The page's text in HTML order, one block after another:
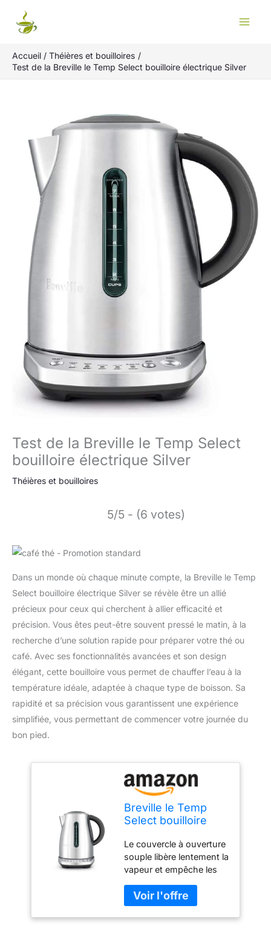
Accueil
Théières et bouilloires
Test de la Breville le Temp Select bouilloire électrique Silver
Test de la Breville le Temp Select
bouilloire électrique Silver
Théières et bouilloires
5/5 - (6 votes)
Dans un monde où chaque minute compte, la Breville le Temp
Select bouilloire électrique Silver se révèle être un allié
précieux pour ceux qui cherchent à allier efficacité et
précision. Vous êtes peut-être souvent pressé le matin, à la
recherche d’une solution rapide pour préparer votre thé ou
café. Avec ses fonctionnalités avancées et son design
élégant, cette bouilloire vous permet de chauffer l’eau à la
température idéale, adaptée à chaque type de boisson. Sa
rapidité et sa précision vous garantissent une expérience
simplifiée, vous permettant de commencer votre journée du
bon pied.
Breville le Temp
Select bouilloire
Le couvercle à ouverture
souple libère lentement la
vapeur et empêche les
fenêtre d'eau pour une
visualisation à gauche ou
à droite Carafe sans fil